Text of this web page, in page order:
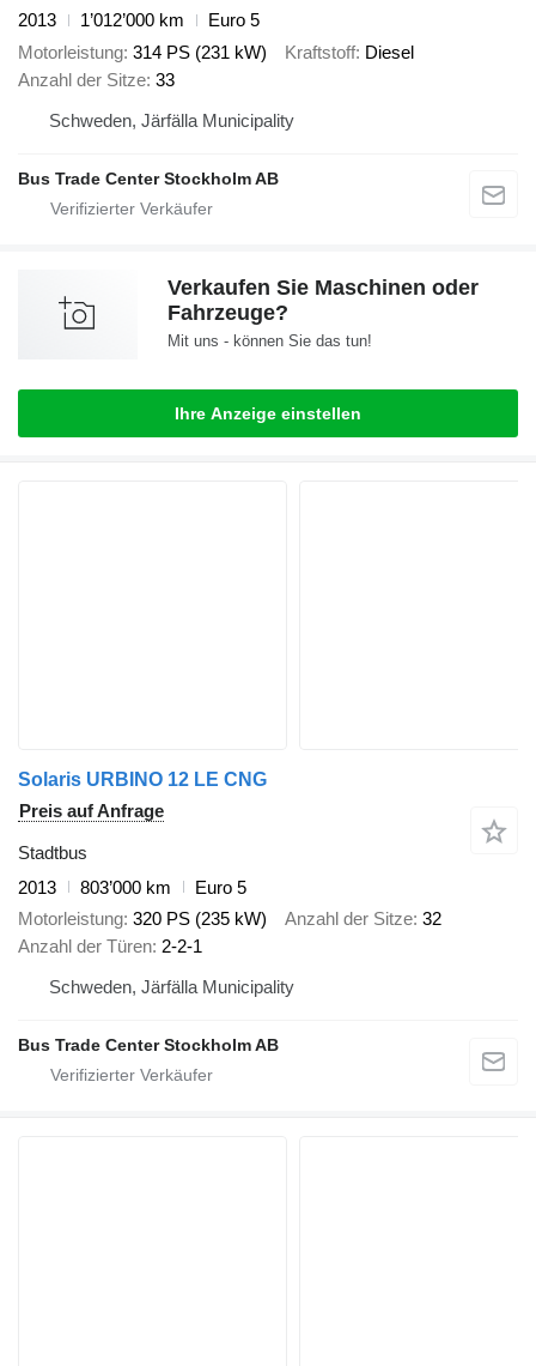
2013
1’012’000 km
Euro 5
Motorleistung 314 PS (231 kW) Kraftstoff Diesel
Anzahl der Sitze 33
Schweden, Järfälla Municipality
Bus Trade Center Stockholm AB
Verkaufen Sie Maschinen oder
Fahrzeuge?
Mit uns - können Sie das tun!
Ihre Anzeige einstellen
Solaris URBINO 12 LE CNG
Preis auf Anfrage
Stadtbus
2013
803’000 km
Euro 5
Motorleistung 320 PS (235 kW) Anzahl der Sitze 32
Anzahl der Türen 2-2-1
Schweden, Järfälla Municipality
Bus Trade Center Stockholm AB